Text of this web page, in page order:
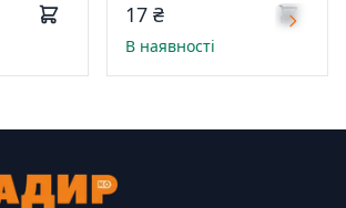
17 ₴
В наявності